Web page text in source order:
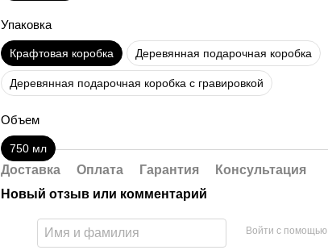
Упаковка
Крафтовая коробка Деревянная подарочная коробка
Деревянная подарочная коробка с гравировкой
Объем
750 мл
Доставка Оплата Гарантия
Консультация
Новый отзыв или комментарий
Войти с помощью